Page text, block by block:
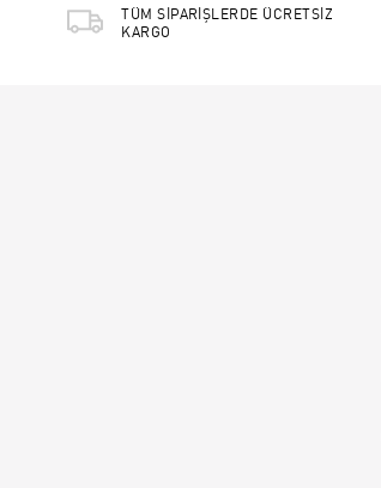
TÜM SİPARİŞLERDE ÜCRETSİZ
KARGO